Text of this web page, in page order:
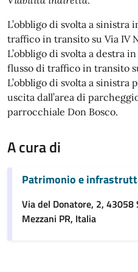
L’obbligo di svolta a sinistra
traffico in transito su Via IV
L’obbligo di svolta a destra
flusso di traffico in transito
L’obbligo di svolta a
uscita dall’area di
parrocchiale Don Bosco.
A cura di
Patrimonio e
Via del Donatore, 2, 43058
Mezzani PR, Italia